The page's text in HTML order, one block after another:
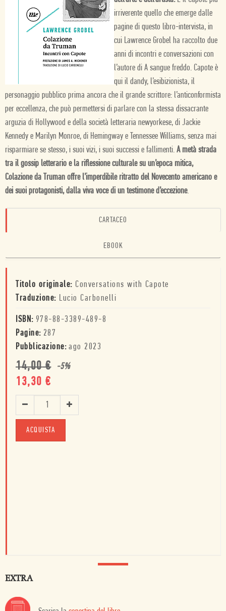
irriverente quello che emerge dalle
pagine di questo libro-intervista, in
cui Lawrence Grobel ha raccolto due
anni di incontri e conversazioni con
l’autore di A sangue freddo. Capote è
qui il dandy, l’esibizionista, il
personaggio pubblico prima ancora che il grande scrittore: l’anticonformista
per eccellenza, che può permettersi di parlare con la stessa dissacrante
arguzia di Hollywood e della società letteraria newyorkese, di Jackie
Kennedy e Marilyn Monroe, di Hemingway e Tennessee Williams, senza mai
risparmiare se stesso, i suoi vizi, i suoi successi e fallimenti. A metà strada
tra il gossip letterario e la riflessione culturale su un’epoca mitica,
Colazione da Truman offre l’imperdibile ritratto del Novecento americano e
dei suoi protagonisti, dalla viva voce di un testimone d’eccezione.
CARTACEO
EBOOK
Titolo originale: Conversations with Capote
Traduzione: Lucio Carbonelli
ISBN: 978-88-3389-489-8
Pagine: 287
Pubblicazione: ago 2023
14,00€ -5%
13,30 €
ACQUISTA
EXTRA